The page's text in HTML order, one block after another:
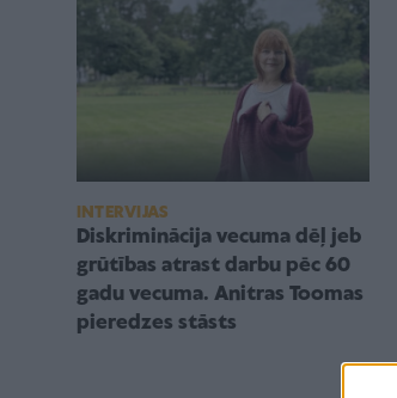
INTERVIJAS
Diskriminācija vecuma dēļ jeb
grūtības atrast darbu pēc 60
gadu vecuma. Anitras Toomas
pieredzes stāsts